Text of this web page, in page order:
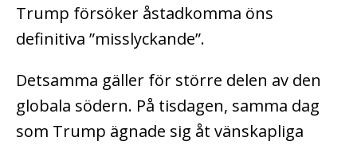
Trump försöker åstadkomma öns
definitiva ”misslyckande”.
Detsamma gäller för större delen av den
globala södern. På tisdagen, samma dag
som Trump ägnade sig åt vänskapliga